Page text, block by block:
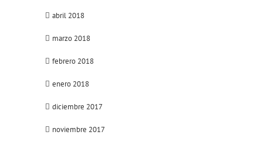
abril 2018
marzo 2018
febrero 2018
enero 2018
diciembre 2017
noviembre 2017